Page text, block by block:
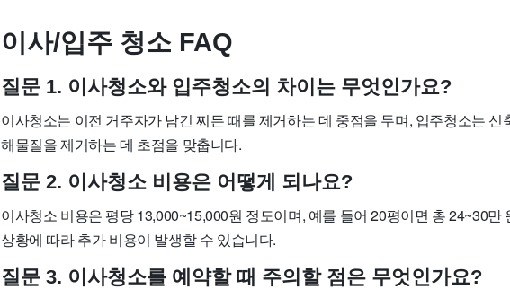
이사/입주 청소 FAQ
질문 1. 이사청소와 입주청소의 차이는 무엇인가요?
이사청소는 이전 거주자가 남긴 찌든 때를 제거하는 데 중점을 두며, 입주청소는 신
해물질을 제거하는 데 초점을 맞춥니다.
질문 2. 이사청소 비용은 어떻게 되나요?
이사청소 비용은 평당 13,000~15,000원 정도이며, 예를 들어 20평이면 총 24~30만
상황에 따라 추가 비용이 발생할 수 있습니다.
질문 3. 이사청소를 예약할 때 주의할 점은 무엇인가요?